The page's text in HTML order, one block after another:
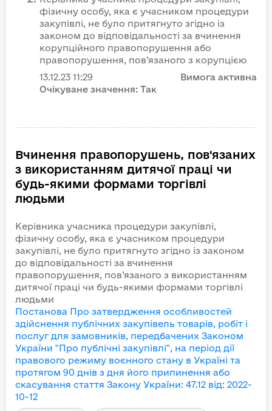
фізичну особу, яка є учасником процедури
закупівлі, не було притягнуто згідно із
законом до відповідальності за вчинення
корупційного правопорушення або
правопорушення, пов’язаного з корупцією
13.12.23 11:29
Вимога активна
Очікуване значення: Так
Вчинення правопорушень, пов'язаних
з використанням дитячої праці чи
будь-якими формами торгівлі
людьми
Керівника учасника процедури закупівлі,
фізичну особу, яка є учасником процедури
закупівлі, не було притягнуто згідно із законом
до відповідальності за вчинення
правопорушення, пов’язаного з використанням
дитячої праці чи будь-якими формами торгівлі
людьми
Постанова Про затвердження особливостей
здійснення публічних закупівель товарів, робіт і
послуг для замовників, передбачених Законом
України "Про публічні закупівлі", на період дії
правового режиму воєнного стану в Україні та
протягом 90 днів з дня його припинення або
скасування стаття Закону України: 47.12 від: 2022-
10-12